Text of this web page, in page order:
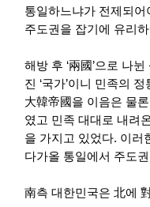
통일하느냐가 전제되
주도권을 잡기에 유리
해방 후 ‘兩國’으로 나
진 ‘국가’이니 민족의
大韓帝國을 이음은 물
였고 민족 대대로 내려
을 가지고 있었다. 이러
다가올 통일에서 주도
南측 대한민국은 北에